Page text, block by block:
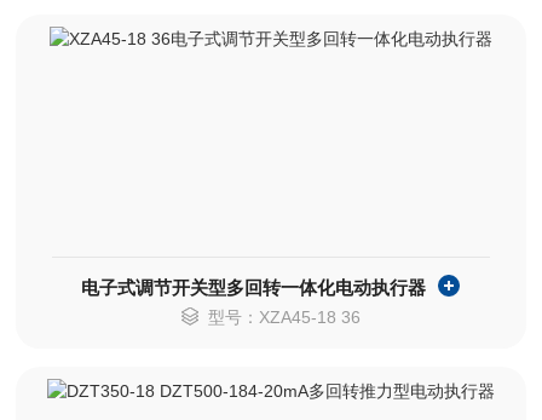
电子式调节开关型多回转一体化电动执行器
型号：XZA45-18 36